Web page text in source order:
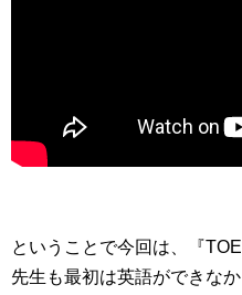
ということで今回は、『
先生も最初は英語ができな